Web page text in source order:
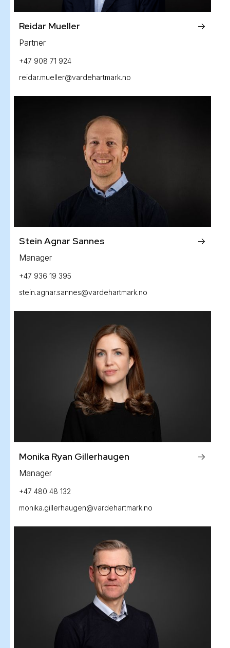
Reidar Mueller
Partner
->
+47 908 71 924
reidar.mueller@vardehartmark.no
Stein Agnar Sannes
Manager
->
+47 936 19 395
stein.agnar.sannes@vardehartmark.no
Monika Ryan Gillerhaugen
Manager
->
+47 480 48 132
monika.gillerhaugen@vardehartmark.no